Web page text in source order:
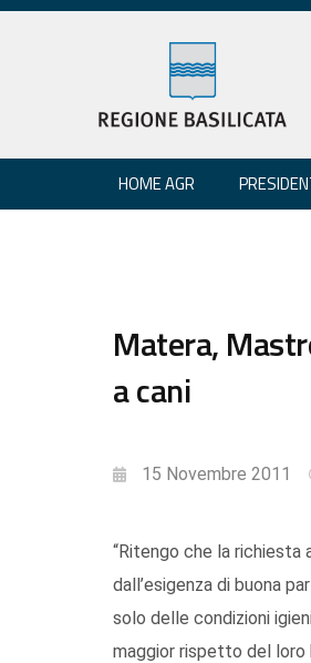
HOME AGR
Matera,
a cani
15 Novembre 2011
“Ritengo che la richiesta
dall’esigenza di buona
solo delle condizioni
maggior rispetto del loro